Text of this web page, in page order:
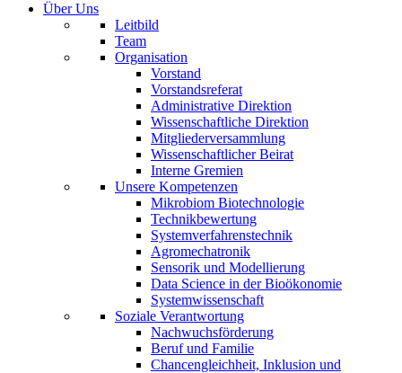
Über Uns
Leitbild
Team
Organisation
Vorstand
Vorstandsreferat
Administrative Direktion
Wissenschaftliche Direktion
Mitgliederversammlung
Wissenschaftlicher Beirat
Interne Gremien
Unsere Kompetenzen
Mikrobiom Biotechnologie
Technikbewertung
Systemverfahrenstechnik
Agromechatronik
Sensorik und Modellierung
Data Science in der Bioökonomie
Systemwissenschaft
Soziale Verantwortung
Nachwuchsförderung
Beruf und Familie
Chancengleichheit, Inklusion und